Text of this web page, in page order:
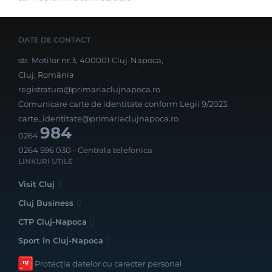
DATE DE CONTACT
str. Moților nr.3, 400001 Cluj-Napoca,
Cluj, România
registratura@primariaclujnapoca.ro
Comunicare carte de identitate conform Legii 9/2023:
carte_identitate@primariaclujnapoca.ro
0264984
0264 596 030 - Centrala telefonica
LINKURI UTILE
Visit Cluj
Cluj Business
CTP Cluj-Napoca
Sport în Cluj-Napoca
Protecția datelor cu caracter personal